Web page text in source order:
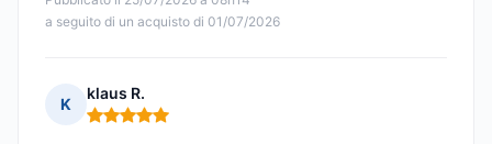
a seguito di un acquisto di 01/07/2026
K
klaus R.
Nota: 5 su 5